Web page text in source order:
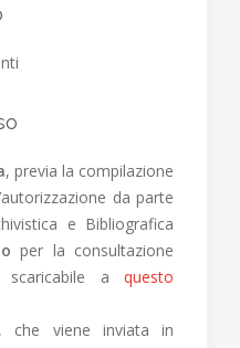
, previa la compilazione
da parte
e Bibliografica
per la consultazione
scaricabile a questo
che viene inviata in